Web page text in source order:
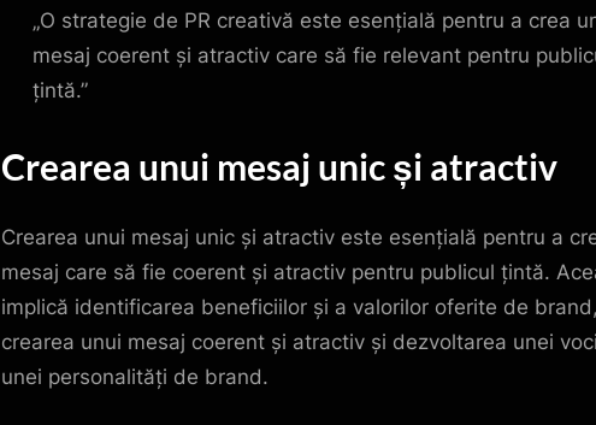
„O strategie de PR creativă este esențială pentru a crea
mesaj coerent și atractiv care să fie relevant pentru
țintă.”
Crearea unui mesaj unic și atractiv
Crearea unui mesaj unic și atractiv este esențială pentru a
mesaj care să fie coerent și atractiv pentru publicul țintă.
implică identificarea beneficiilor și a valorilor oferite de brand,
crearea unui mesaj coerent și atractiv și dezvoltarea unei
unei personalități de brand.